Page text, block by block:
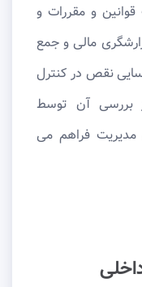
و مقررات و
مالی و جمع
نقص در کنترل
بررسی آن توسط
مدیریت فراهم می